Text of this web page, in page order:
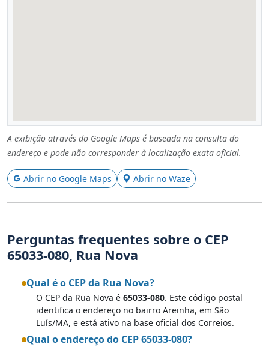
A exibição através do Google Maps é baseada na consulta do
endereço e pode não corresponder à localização exata oficial.
Abrir no Google Maps Abrir no Waze
Perguntas frequentes sobre o CEP
65033-080, Rua Nova
Qual é o CEP da Rua Nova?
O CEP da Rua Nova é 65033-080. Este código postal
identifica o endereço no bairro Areinha, em São
Luís/MA, e está ativo na base oficial dos Correios.
Qual o endereço do CEP 65033-080?